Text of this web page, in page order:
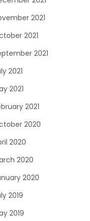
2021
2021
2021
2021
2021
2021
2020
2020
2020
2020
2019
2019